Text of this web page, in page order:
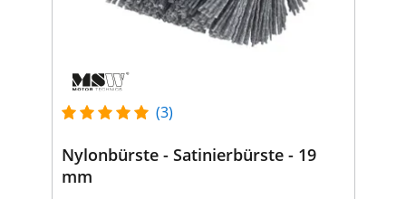
(3)
Nylonbürste - Satinierbürste - 19
mm